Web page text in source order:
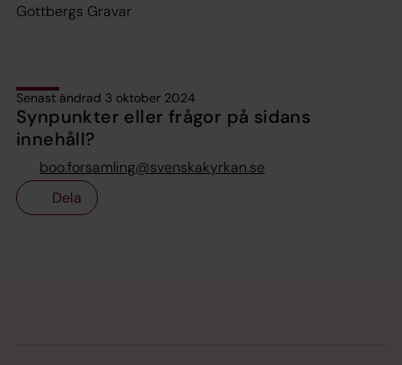
Gottbergs Gravar
Senast ändrad 3 oktober 2024
Synpunkter eller frågor på sidans
innehåll?
boo.forsamling@svenskakyrkan.se
Dela